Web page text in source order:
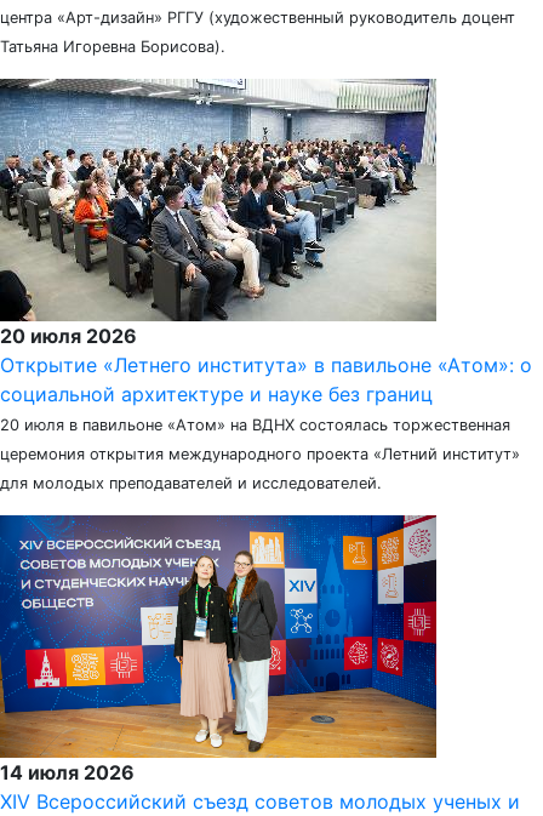
центра «Арт-дизайн» РГГУ (художественный руководитель доцент
Татьяна Игоревна Борисова).
20 июля 2026
Открытие «Летнего института» в павильоне «Атом»: о
социальной архитектуре и науке без границ
20 июля в павильоне «Атом» на ВДНХ состоялась торжественная
церемония открытия международного проекта «Летний институт»
для молодых преподавателей и исследователей.
14 июля 2026
XIV Всероссийский съезд советов молодых ученых и